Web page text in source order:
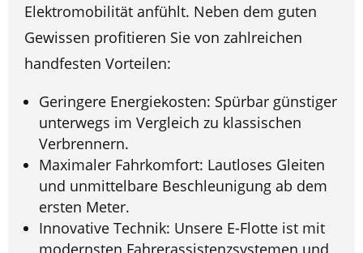
Elektromobilität anfühlt. Neben dem guten
Gewissen profitieren Sie von zahlreichen
handfesten Vorteilen:
Geringere Energiekosten: Spürbar günstiger
unterwegs im Vergleich zu klassischen
Verbrennern.
Maximaler Fahrkomfort: Lautloses Gleiten
und unmittelbare Beschleunigung ab dem
ersten Meter.
Innovative Technik: Unsere E-Flotte ist mit
modernsten Fahrerassistenzsystemen und